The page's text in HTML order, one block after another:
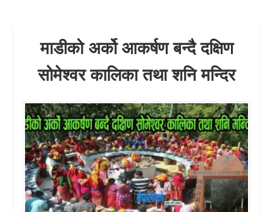
खेलकुद
प्रदेश
प्रवास/
विश्व
स्वास्थ्य/
माडीको अर्को आकर्षण बन्दै दक्षिण
सोमेश्वर कालिका तथा शनि मन्दिर